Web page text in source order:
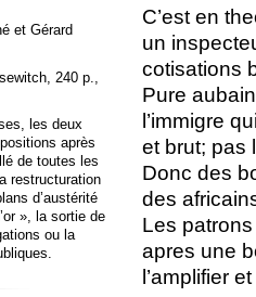
C’est en
un
cotisations
Pure
l’immigre
et brut; pas
Donc des
des
Les
apres une
l’amplifier
et Gérard
240 p.,
les deux
après
de toutes les
restructuration
d’austérité
», la sortie de
ou la